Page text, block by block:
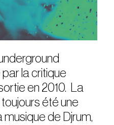
la critique
en 2010. La
été une
de Djrum,